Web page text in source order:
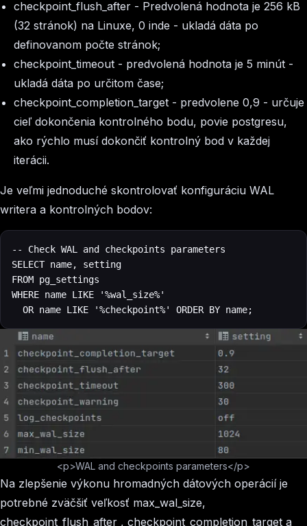
checkpoint_flush_after - Predvolená hodnota je 256 kB
(32 stránok) na Linuxe, 0 inde - ukladá dáta po
definovanom počte stránok;
checkpoint_timeout - predvolená hodnota je 5 minút -
ukladá dáta po určitom čase;
checkpoint_completion_target - predvolene 0,9 - určuje
cieľ dokončenia kontrolného bodu, povie postgresu,
ako rýchlo musí dokončiť kontrolný bod v každej
iterácii.
Je veľmi jednoduché skontrolovať konfiguráciu WAL
writera a kontrolných bodov:
‍-- Check WAL and checkpoints parameters
SELECT name, setting
FROM pg_settings
WHERE name LIKE '%wal_size%'
  OR name LIKE '%checkpoint%' ORDER BY name;
<p>WAL and checkpoints parameters</p>
Na zlepšenie výkonu hromadných dátových operácií je
potrebné zväčšiť veľkosť max_wal_size,
checkpoint_flush_after , checkpoint_completion_target a